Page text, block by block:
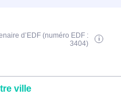
d’EDF (numéro EDF :
3404)
ville